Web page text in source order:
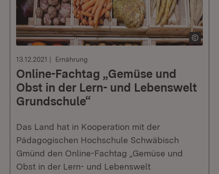
13.12.2021 Ernährung
Online-Fachtag „Gemüse und
Obst in der Lern- und Lebenswelt
Grundschule“
Das Land hat in Kooperation mit der
Pädagogischen Hochschule Schwäbisch
Gmünd den Online-Fachtag „Gemüse und
Obst in der Lern- und Lebenswelt